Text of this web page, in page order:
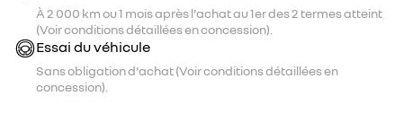
À 2 000 km ou 1 mois après l'achat au 1er des 2 termes atteint
(Voir conditions détaillées en concession).
Essai du véhicule
Sans obligation d'achat (Voir conditions détaillées en
concession).